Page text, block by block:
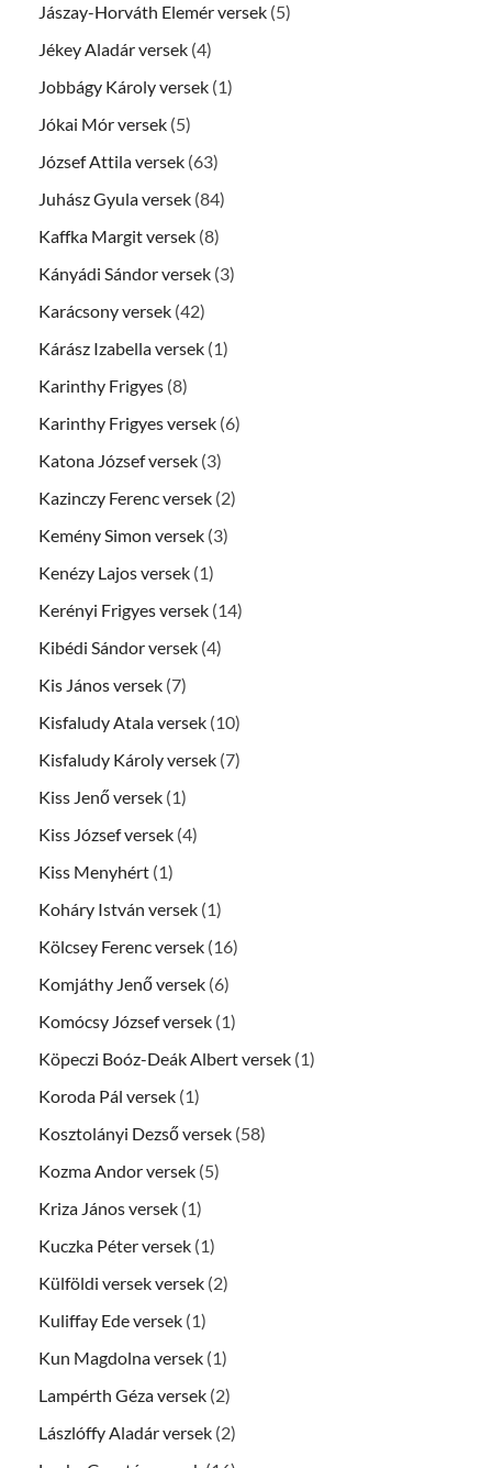
Jászay-Horváth Elemér versek (5)
Jékey Aladár versek (4)
Jobbágy Károly versek (1)
Jókai Mór versek (5)
József Attila versek (63)
Juhász Gyula versek (84)
Kaffka Margit versek (8)
Kányádi Sándor versek (3)
Karácsony versek (42)
Kárász Izabella versek (1)
Karinthy Frigyes (8)
Karinthy Frigyes versek (6)
Katona József versek (3)
Kazinczy Ferenc versek (2)
Kemény Simon versek (3)
Kenézy Lajos versek (1)
Kerényi Frigyes versek (14)
Kibédi Sándor versek (4)
Kis János versek (7)
Kisfaludy Atala versek (10)
Kisfaludy Károly versek (7)
Kiss Jenő versek (1)
Kiss József versek (4)
Kiss Menyhért (1)
Koháry István versek (1)
Kölcsey Ferenc versek (16)
Komjáthy Jenő versek (6)
Komócsy József versek (1)
Köpeczi Boóz-Deák Albert versek (1)
Koroda Pál versek (1)
Kosztolányi Dezső versek (58)
Kozma Andor versek (5)
Kriza János versek (1)
Kuczka Péter versek (1)
Külföldi versek versek (2)
Kuliffay Ede versek (1)
Kun Magdolna versek (1)
Lampérth Géza versek (2)
Lászlóffy Aladár versek (2)